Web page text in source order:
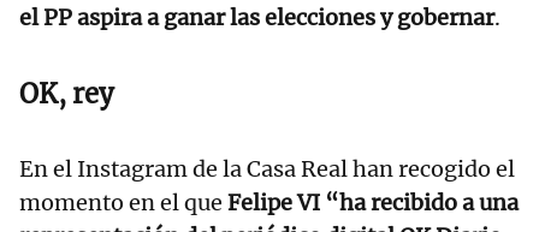
el PP aspira a ganar las elecciones y gobernar.
OK, rey
En el Instagram de la Casa Real han recogido el
momento en el que Felipe VI “ha recibido a una